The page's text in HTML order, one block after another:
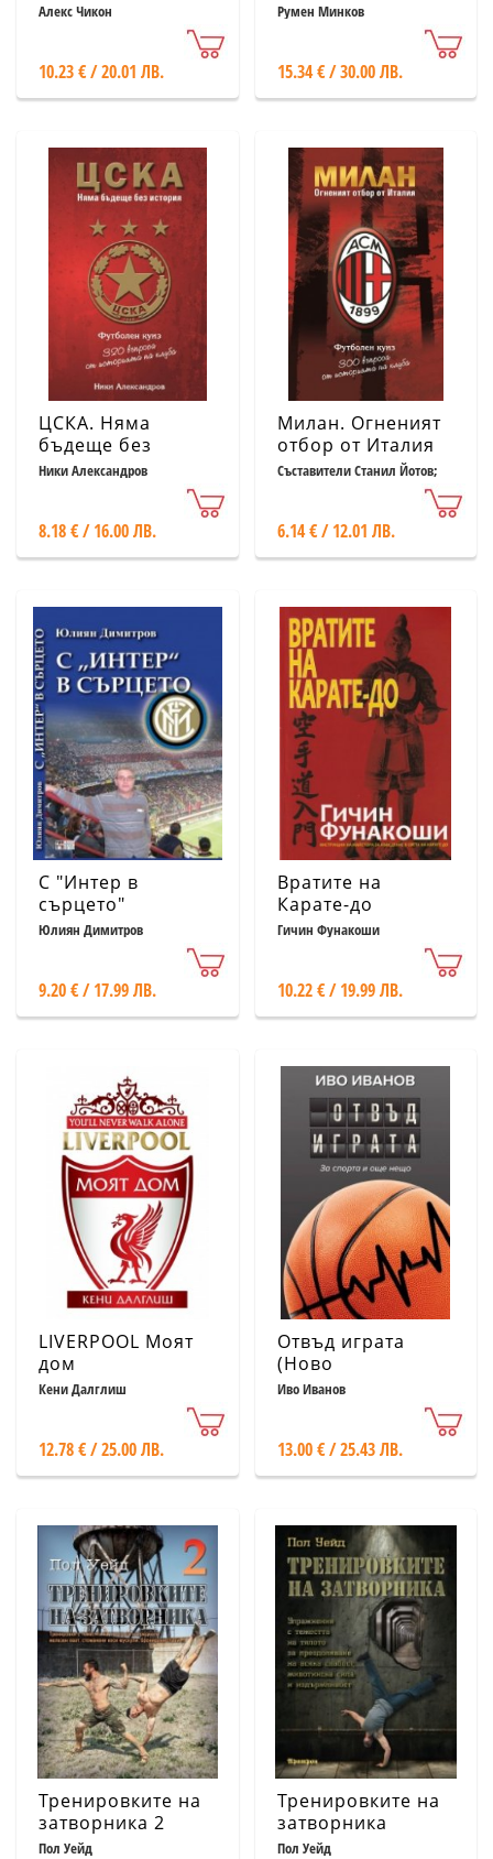
Алекс Чикон
10.23 € / 20.01 ЛВ.
Румен Минков
15.34 € / 30.00 ЛВ.
ЦСКА. Няма
бъдеще без
история (320
клуба - куиз
книга)
Ники Александров
8.18 € / 16.00 ЛВ.
Милан. Огненият
отбор от Италия
(Футболен куиз -
клуба)
Съставители Станил Йотов;
6.14 € / 12.01 ЛВ.
С "Интер в
сърцето"
Юлиян Димитров
9.20 € / 17.99 ЛВ.
Вратите на
Карате-до
Гичин Фунакоши
10.22 € / 19.99 ЛВ.
LIVERPOOL Моят
дом
Кени Далглиш
12.78 € / 25.00 ЛВ.
Отвъд играта
(Ново
преработено и
Иво Иванов
13.00 € / 25.43 ЛВ.
Тренировките на
затворника 2
Пол Уейд
Тренировките на
затворника
Пол Уейд